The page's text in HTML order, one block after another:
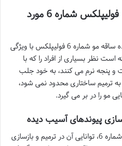
مزایای برجسته؛ چرا کرم فولیپلکس شماره 6 مورد
کرم ترمیم کننده و بازسازی کننده ساقه مو شماره 6 فولیپلکس با ویژگی
نظر بسیاری از افراد را که با
پنجه نرم می کنند، به خود جلب
ترمیم ساختاری محدود نمی شود،
مو را در بر می گیرد.
پیوندهای آسیب دیده
مهمترین مزیت کرم فولیپلکس شماره 6، توانایی آن در ترمیم و بازسازی